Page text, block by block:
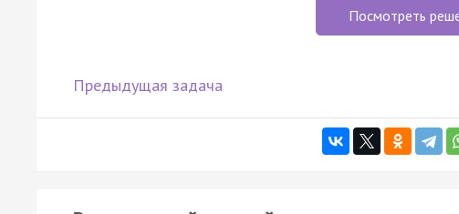
Посмотреть
Предыдущая задача